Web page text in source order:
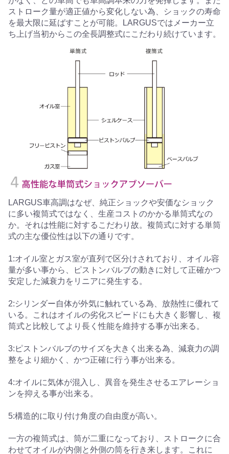
ストローク量が適正値から変化しない為、ショックの寿命
を最大限に延ばすことが可能。LARGUSではメーカー立
ち上げ当初からこの全長調整式にこだわり続けています。
LARGUS車高調はなぜ、純正ショックや安価なショック
に多い複筒式ではなく、生産コストのかかる単筒式なの
か。それは性能に対するこだわり故。複筒式に対する単筒
式の主な優位性は以下の通りです。
1:オイル室とガス室が直列で区分けされており、オイル容
量が多い事から、ピストンバルブの動きに対して正確かつ
安定した減衰力をリニアに発生する。
2:シリンダー自体が外気に触れている為、放熱性に優れて
いる。これはオイルの劣化スピードにも大きく影響し、複
筒式と比較してより長く性能を維持する事が出来る。
3:ピストンバルブのサイズを大きく出来る為、減衰力の調
整をより細かく、かつ正確に行う事が出来る。
4:オイルに気体が混入し、異音を発生させるエアレーショ
ンを抑える事が出来る。
5:構造的に取り付け角度の自由度が高い。
一方の複筒式は、筒が二重になっており、ストロークに合
わせてオイルが内側と外側の筒を行き来します。これに